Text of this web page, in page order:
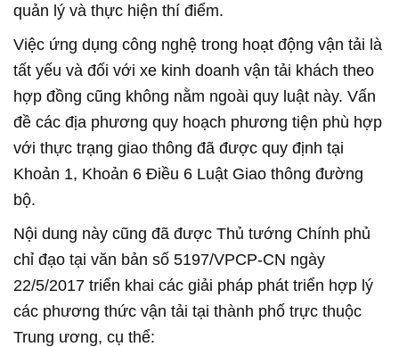
quản lý và thực hiện thí điểm.
Việc ứng dụng công nghệ trong hoạt động vận tải là
tất yếu và đối với xe kinh doanh vận tải khách theo
hợp đồng cũng không nằm ngoài quy luật này. Vấn
đề các địa phương quy hoạch phương tiện phù hợp
với thực trạng giao thông đã được quy định tại
Khoản 1, Khoản 6 Điều 6 Luật Giao thông đường
bộ.
Nội dung này cũng đã được Thủ tướng Chính phủ
chỉ đạo tại văn bản số 5197/VPCP-CN ngày
22/5/2017 triển khai các giải pháp phát triển hợp lý
các phương thức vận tải tại thành phố trực thuộc
Trung ương, cụ thể: